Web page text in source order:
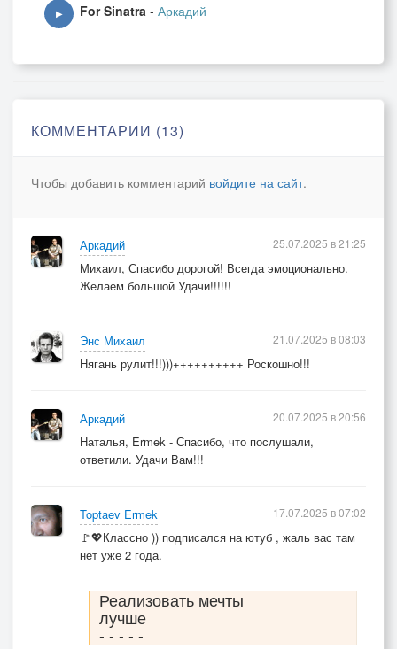
▶ For Sinatra - Аркадий
КОММЕНТАРИИ (13)
Чтобы добавить комментарий войдите на сайт.
Аркадий
Михаил, Спасибо дорогой! Всегда эмоционально.
Желаем большой Удачи!!!!!!
25.07.2025 в 21:25
Энс Михаил
Нягань рулит!!!)))++++++++++ Роскошно!!!
21.07.2025 в 08:03
Аркадий
Наталья, Ermek - Спасибо, что послушали,
ответили. Удачи Вам!!!
20.07.2025 в 20:56
Toptaev Ermek
🚩💖Классно )) подписался на ютуб , жаль вас там
нет уже 2 года.
Реализовать мечты
лучше
- - - - -
17.07.2025 в 07:02